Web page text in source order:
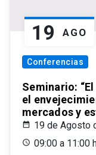
19 AGO
Conferencias
Seminario:
el
mercados y
19 de Agosto
09:00 a 11:00